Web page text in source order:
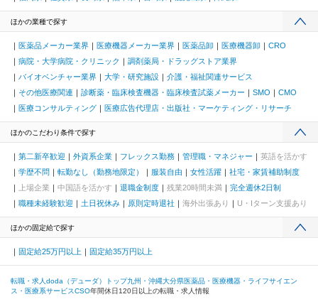
ほかの業種で探す
医薬品メーカー業界 医療機器メーカー業界 医薬品卸 医療機器卸
CRO
病院・大学病院・クリニック
調剤薬局・ドラッグストア業界
バイオベンチャー業界
大学・研究施設
介護・福祉関連サービス
その他医療関連
診断薬・臨床検査機器・臨床検査試薬メーカー SMO
CMO
医療コンサルティング
医療広告代理店・出版社・マーケティング・リサーチ
ほかのこだわり条件で探す
第二新卒歓迎 外資系企業 フレックス勤務 管理職・マネジャー
英語を活かす
学歴不問
転勤なし（勤務地限定） 服装自由 女性活躍
社宅・家賃補助制度
上場企業
中国語を活かす 退職金制度 残業20時間未満
完全週休2日制
職種未経験歓迎
土日祝休み 原則定時退社 海外出張あり U・Iターン支援あり
ほかの固定給で探す
固定給25万円以上 固定給35万円以上
転職・求人doda（デューダ）トップ九州・沖縄大分県医薬品・医療機器・ライフサイエン
ス・医療系サービスCSO年間休日120日以上の転職・求人情報